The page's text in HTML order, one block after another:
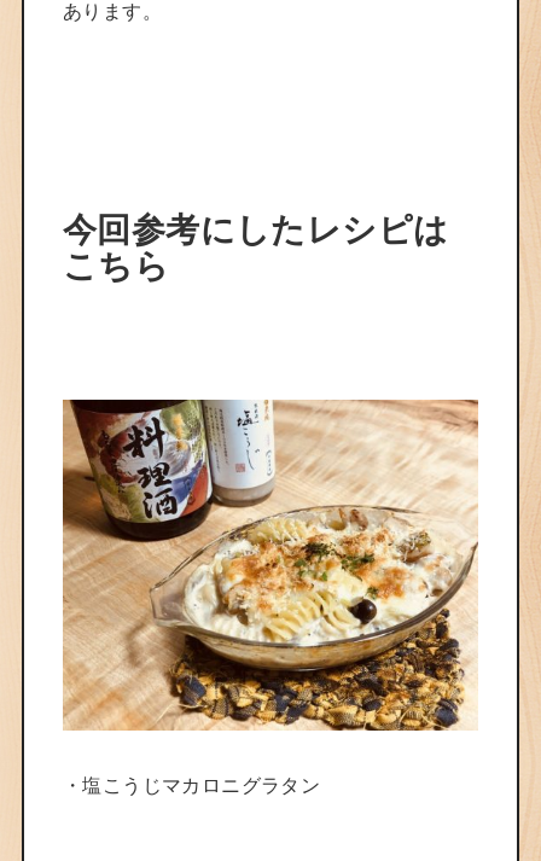
あります。
今回参考にしたレシピは
こちら
・塩こうじマカロニグラタン